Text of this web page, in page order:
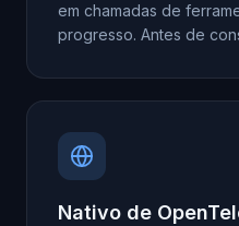
em chamadas de
progresso. Antes de
Nativo de